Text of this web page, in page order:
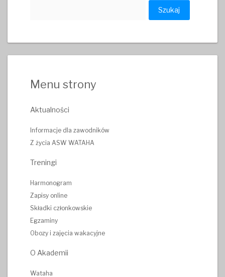
Menu strony
Aktualności
Informacje dla zawodników
Z życia ASW WATAHA
Treningi
Harmonogram
Zapisy online
Składki członkowskie
Egzaminy
Obozy i zajęcia wakacyjne
O Akademii
Wataha